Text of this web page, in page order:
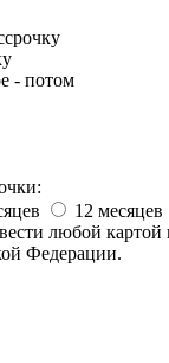
- потом
12 месяцев
любой
Федерации.